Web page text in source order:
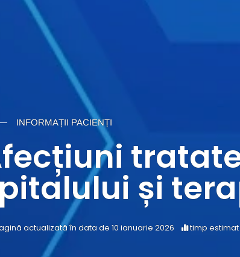
INFORMAȚII PACIENȚI
și
actualizată în data de 10 ianuarie 2026 timp estimat